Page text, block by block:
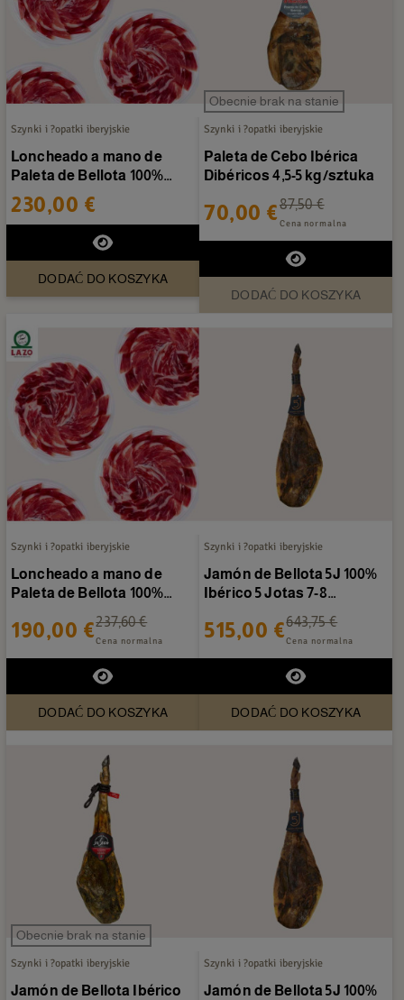
Szynki i ?opatki iberyjskie
Loncheado a mano de
Paleta de Bellota 100%
Ibérica 5 Jotas - 20...
230,00 €
DODAĆ DO KOSZYKA
Obecnie brak na stanie
Szynki i ?opatki iberyjskie
Paleta de Cebo Ibérica
Dibéricos 4,5-5 kg/sztuka
70,00 €87,50 €
Cena normalna
DODAĆ DO KOSZYKA
Szynki i ?opatki iberyjskie
Loncheado a mano de
Paleta de Bellota 100%
190,00 €237,60 €
Cena normalna
DODAĆ DO KOSZYKA
Szynki i ?opatki iberyjskie
Jamón de Bellota 5J 100%
Ibérico 5 Jotas 7-8
515,00 €643,75 €
Cena normalna
DODAĆ DO KOSZYKA
Obecnie brak na stanie
Szynki i ?opatki iberyjskie
Jamón de Bellota Ibérico
Szynki i ?opatki iberyjskie
Jamón de Bellota 5J 100%